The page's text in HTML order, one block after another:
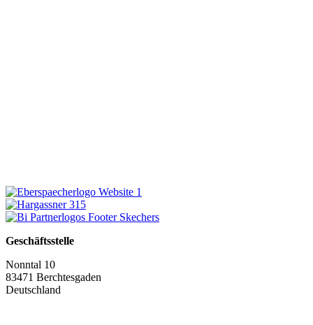
Geschäftsstelle
Nonntal 10
83471 Berchtesgaden
Deutschland